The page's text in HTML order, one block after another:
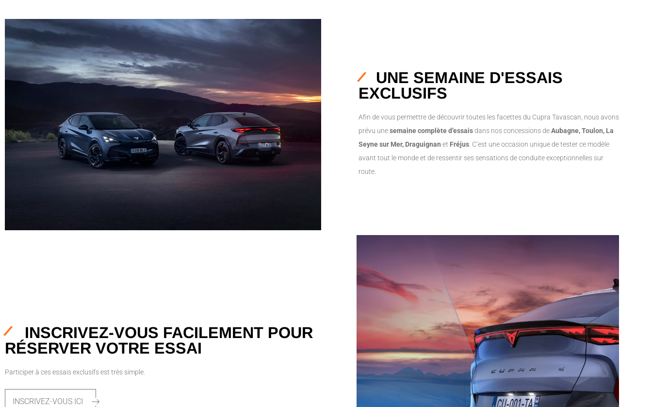
UNE SEMAINE D'ESSAIS
EXCLUSIFS
Afin de vous permettre de découvrir toutes les facettes du Cupra Tavascan, nous avons
prévu unesemaine complète d’essaisdans nos concessions deAubagne, Toulon, La
Seyne sur Mer, Draguignan et Fréjus. C’est une occasion unique de tester ce modèle
avant tout le monde et de ressentir ses sensations de conduite exceptionnelles sur
route.
INSCRIVEZ-VOUS FACILEMENT POUR
RÉSERVER VOTRE ESSAI
Participer à ces essais exclusifs est très simple.
INSCRIVEZ-VOUS ICI